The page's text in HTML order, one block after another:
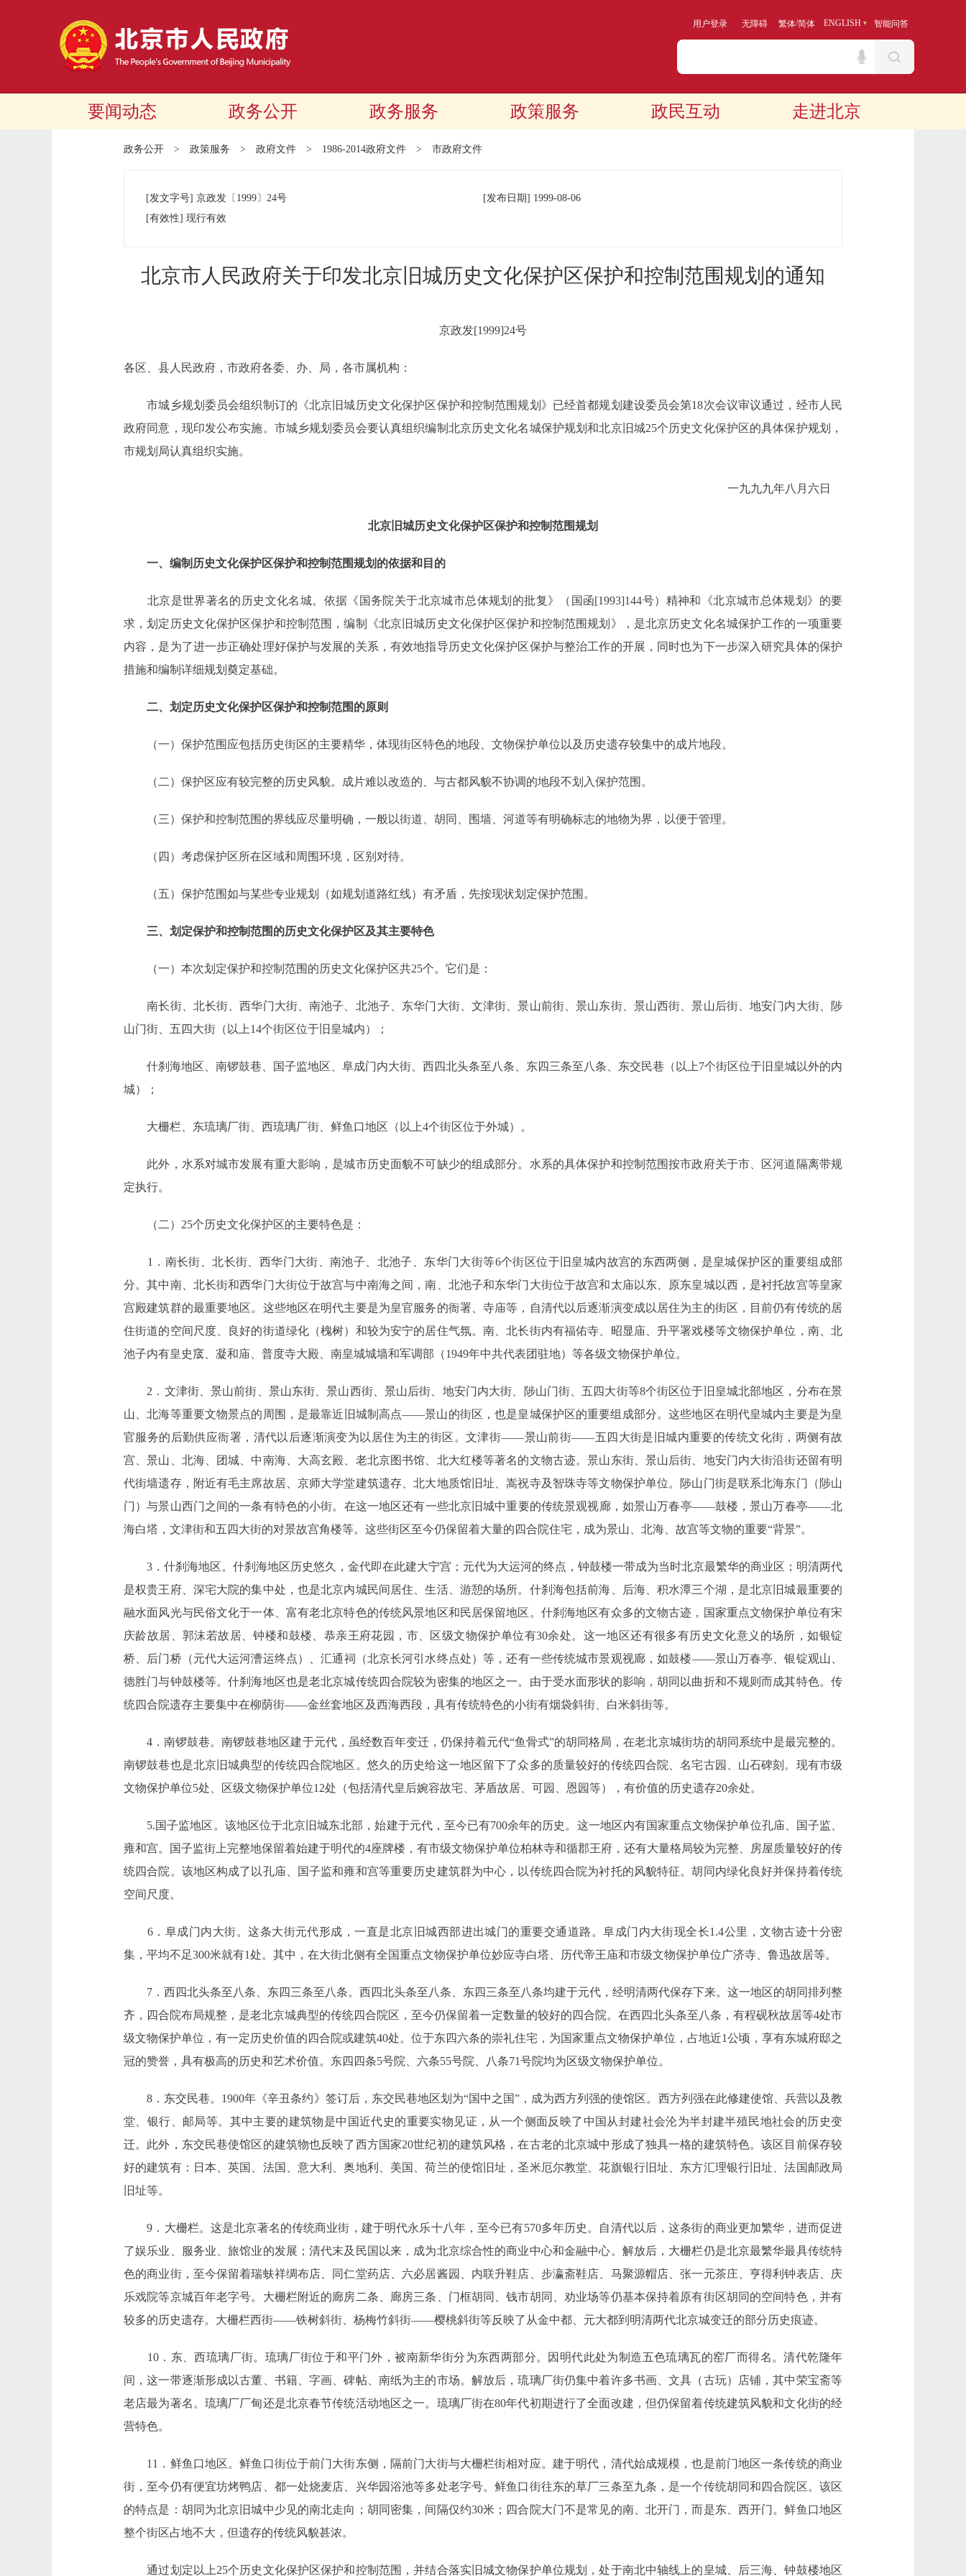
用户登录 无障碍 繁体/简体 ENGLISH 智能问答
要闻动态 政务公开 政务服务 政策服务 政民互动 走进北京
政务公开 > 政策服务 > 政府文件 > 1986-2014政府文件 > 市政府文件
[发文字号] 京政发 〔1999〕 24号 [发布日期] 1999-08-06
[有效性] 现行有效
北京市人民政府关于印发北京旧城历史文化保护区保护和控制范围规划的通知
京政发[1999]24号
各区、县人民政府，市政府各委、办、局，各市属机构：
市城乡规划委员会组织制订的《北京旧城历史文化保护区保护和控制范围规划》已经首都规划建设委员会第18次会议审议通过，经市人民
政府同意，现印发公布实施。市城乡规划委员会要认真组织编制北京历史文化名城保护规划和北京旧城25个历史文化保护区的具体保护规划，
市规划局认真组织实施。
一九九九年八月六日
北京旧城历史文化保护区保护和控制范围规划
一、编制历史文化保护区保护和控制范围规划的依据和目的
北京是世界著名的历史文化名城。依据《国务院关于北京城市总体规划的批复》（国函[1993]144号）精神和《北京城市总体规划》的要
求，划定历史文化保护区保护和控制范围，编制《北京旧城历史文化保护区保护和控制范围规划》，是北京历史文化名城保护工作的一项重要
内容，是为了进一步正确处理好保护与发展的关系，有效地指导历史文化保护区保护与整治工作的开展，同时也为下一步深入研究具体的保护
措施和编制详细规划奠定基础。
二、划定历史文化保护区保护和控制范围的原则
（一）保护范围应包括历史街区的主要精华，体现街区特色的地段、文物保护单位以及历史遗存较集中的成片地段。
（二）保护区应有较完整的历史风貌。成片难以改造的、与古都风貌不协调的地段不划入保护范围。
（三）保护和控制范围的界线应尽量明确，一般以街道、胡同、围墙、河道等有明确标志的地物为界，以便于管理。
（四）考虑保护区所在区域和周围环境，区别对待。
（五）保护范围如与某些专业规划（如规划道路红线）有矛盾，先按现状划定保护范围。
三、划定保护和控制范围的历史文化保护区及其主要特色
（一）本次划定保护和控制范围的历史文化保护区共25个。它们是：
南长街、北长街、西华门大街、南池子、北池子、东华门大街、文津街、景山前街、景山东街、景山西街、景山后街、地安门内大街、陟
山门街、五四大街（以上14个街区位于旧皇城内）；
什刹海地区、南锣鼓巷、国子监地区、阜成门内大街、西四北头条至八条、东四三条至八条、东交民巷（以上7个街区位于旧皇城以外的内
城）；
大栅栏、东琉璃厂街、西琉璃厂街、鲜鱼口地区（以上4个街区位于外城）。
此外，水系对城市发展有重大影响，是城市历史面貌不可缺少的组成部分。水系的具体保护和控制范围按市政府关于市、区河道隔离带规
定执行。
（二）25个历史文化保护区的主要特色是：
1．南长街、北长街、西华门大街、南池子、北池子、东华门大街等6个街区位于旧皇城内故宫的东西两侧，是皇城保护区的重要组成部
分。其中南、北长街和西华门大街位于故宫与中南海之间，南、北池子和东华门大街位于故宫和太庙以东、原东皇城以西，是衬托故宫等皇家
宫殿建筑群的最重要地区。这些地区在明代主要是为皇官服务的衙署、寺庙等，自清代以后逐渐演变成以居住为主的街区，目前仍有传统的居
住街道的空间尺度、良好的街道绿化（槐树）和较为安宁的居住气氛。南、北长街内有福佑寺、昭显庙、升平署戏楼等文物保护单位，南、北
池子内有皇史窚、凝和庙、普度寺大殿、南皇城城墙和军调部（1949年中共代表团驻地）等各级文物保护单位。
2．文津街、景山前街、景山东街、景山西街、景山后街、地安门内大街、陟山门街、五四大街等8个街区位于旧皇城北部地区，分布在景
山、北海等重要文物景点的周围，是最靠近旧城制高点――景山的街区，也是皇城保护区的重要组成部分。这些地区在明代皇城内主要是为皇
官服务的后勤供应衙署，清代以后逐渐演变为以居住为主的街区。文津街――景山前街――五四大街是旧城内重要的传统文化街，两侧有故
宫、景山、北海、团城、中南海、大高玄殿、老北京图书馆、北大红楼等著名的文物古迹。景山东街、景山后街、地安门内大街沿街还留有明
代街墙遗存，附近有毛主席故居、京师大学堂建筑遗存、北大地质馆旧址、嵩祝寺及智珠寺等文物保护单位。陟山门街是联系北海东门（陟山
门）与景山西门之间的一条有特色的小街。在这一地区还有一些北京旧城中重要的传统景观视廊，如景山万春亭――鼓楼，景山万春亭――北
海白塔，文津街和五四大街的对景故宫角楼等。这些街区至今仍保留着大量的四合院住宅，成为景山、北海、故宫等文物的重要“背景”。
3．什刹海地区。什刹海地区历史悠久，金代即在此建大宁宫；元代为大运河的终点，钟鼓楼一带成为当时北京最繁华的商业区；明清两代
是权贵王府、深宅大院的集中处，也是北京内城民间居住、生活、游憩的场所。什刹海包括前海、后海、积水潭三个湖，是北京旧城最重要的
融水面风光与民俗文化于一体、富有老北京特色的传统风景地区和民居保留地区。什刹海地区有众多的文物古迹，国家重点文物保护单位有宋
庆龄故居、郭沫若故居、钟楼和鼓楼、恭亲王府花园，市、区级文物保护单位有30余处。这一地区还有很多有历史文化意义的场所，如银锭
桥、后门桥（元代大运河漕运终点）、汇通祠（北京长河引水终点处）等，还有一些传统城市景观视廊，如鼓楼――景山万春亭、银锭观山、
德胜门与钟鼓楼等。什刹海地区也是老北京城传统四合院较为密集的地区之一。由于受水面形状的影响，胡同以曲折和不规则而成其特色。传
统四合院遗存主要集中在柳荫街――金丝套地区及西海西段，具有传统特色的小街有烟袋斜街、白米斜街等。
4．南锣鼓巷。南锣鼓巷地区建于元代，虽经数百年变迁，仍保持着元代“鱼骨式”的胡同格局，在老北京城街坊的胡同系统中是最完整的。
南锣鼓巷也是北京旧城典型的传统四合院地区。悠久的历史给这一地区留下了众多的质量较好的传统四合院、名宅古园、山石碑刻。现有市级
文物保护单位5处、区级文物保护单位12处（包括清代皇后婉容故宅、茅盾故居、可园、恩园等），有价值的历史遗存20余处。
5.国子监地区。该地区位于北京旧城东北部，始建于元代，至今已有700余年的历史。这一地区内有国家重点文物保护单位孔庙、国子监、
雍和宫。国子监街上完整地保留着始建于明代的4座牌楼，有市级文物保护单位柏林寺和循郡王府，还有大量格局较为完整、房屋质量较好的传
统四合院。该地区构成了以孔庙、国子监和雍和宫等重要历史建筑群为中心，以传统四合院为衬托的风貌特征。胡同内绿化良好并保持着传统
空间尺度。
6．阜成门内大街。这条大街元代形成，一直是北京旧城西部进出城门的重要交通道路。阜成门内大街现全长1.4公里，文物古迹十分密
集，平均不足300米就有1处。其中，在大街北侧有全国重点文物保护单位妙应寺白塔、历代帝王庙和市级文物保护单位广济寺、鲁迅故居等。
7．西四北头条至八条、东四三条至八条。西四北头条至八条、东四三条至八条均建于元代，经明清两代保存下来。这一地区的胡同排列整
齐，四合院布局规整，是老北京城典型的传统四合院区，至今仍保留着一定数量的较好的四合院。在西四北头条至八条，有程砚秋故居等4处市
级文物保护单位，有一定历史价值的四合院或建筑40处。位于东四六条的崇礼住宅，为国家重点文物保护单位，占地近1公顷，享有东城府邸之
冠的赞誉，具有极高的历史和艺术价值。东四四条5号院、六条55号院、八条71号院均为区级文物保护单位。
8．东交民巷。1900年《辛丑条约》签订后，东交民巷地区划为“国中之国”，成为西方列强的使馆区。西方列强在此修建使馆、兵营以及教
堂、银行、邮局等。其中主要的建筑物是中国近代史的重要实物见证，从一个侧面反映了中国从封建社会沦为半封建半殖民地社会的历史变
迁。此外，东交民巷使馆区的建筑物也反映了西方国家20世纪初的建筑风格，在古老的北京城中形成了独具一格的建筑特色。该区目前保存较
好的建筑有：日本、英国、法国、意大利、奥地利、美国、荷兰的使馆旧址，圣米厄尔教堂、花旗银行旧址、东方汇理银行旧址、法国邮政局
旧址等。
9．大栅栏。这是北京著名的传统商业街，建于明代永乐十八年，至今已有570多年历史。自清代以后，这条街的商业更加繁华，进而促进
了娱乐业、服务业、旅馆业的发展；清代末及民国以来，成为北京综合性的商业中心和金融中心。解放后，大栅栏仍是北京最繁华最具传统特
色的商业街，至今保留着瑞蚨祥绸布店、同仁堂药店、六必居酱园、内联升鞋店、步瀛斋鞋店、马聚源帽店、张一元茶庄、亨得利钟表店、庆
乐戏院等京城百年老字号。大栅栏附近的廊房二条、廊房三条、门框胡同、钱市胡同、劝业场等仍基本保持着原有街区胡同的空间特色，并有
较多的历史遗存。大栅栏西街――铁树斜街、杨梅竹斜街――樱桃斜街等反映了从金中都、元大都到明清两代北京城变迁的部分历史痕迹。
10．东、西琉璃厂街。琉璃厂街位于和平门外，被南新华街分为东西两部分。因明代此处为制造五色琉璃瓦的窑厂而得名。清代乾隆年
间，这一带逐渐形成以古董、书籍、字画、碑帖、南纸为主的市场。解放后，琉璃厂街仍集中着许多书画、文具（古玩）店铺，其中荣宝斋等
老店最为著名。琉璃厂厂甸还是北京春节传统活动地区之一。琉璃厂街在80年代初期进行了全面改建，但仍保留着传统建筑风貌和文化街的经
营特色。
11．鲜鱼口地区。鲜鱼口街位于前门大街东侧，隔前门大街与大栅栏街相对应。建于明代，清代始成规模，也是前门地区一条传统的商业
街，至今仍有便宜坊烤鸭店、都一处烧麦店、兴华园浴池等多处老字号。鲜鱼口街往东的草厂三条至九条，是一个传统胡同和四合院区。该区
的特点是：胡同为北京旧城中少见的南北走向；胡同密集，间隔仅约30米；四合院大门不是常见的南、北开门，而是东、西开门。鲜鱼口地区
整个街区占地不大，但遗存的传统风貌甚浓。
通过划定以上25个历史文化保护区保护和控制范围，并结合落实旧城文物保护单位规划，处于南北中轴线上的皇城、后三海、钟鼓楼地区